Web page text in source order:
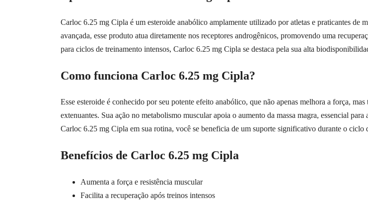
Carloc 6.25 mg Cipla é um esteroide anabólico amplamente utilizado por atletas e praticantes de
avançada, esse produto atua diretamente nos receptores androgênicos, promovendo uma
para ciclos de treinamento intensos, Carloc 6.25 mg Cipla se destaca pela sua alta
Como funciona Carloc 6.25 mg Cipla?
Esse esteroide é conhecido por seu potente efeito anabólico, que não apenas melhora a força,
extenuantes. Sua ação no metabolismo muscular apoia o aumento da massa magra, essencial
Carloc 6.25 mg Cipla em sua rotina, você se beneficia de um suporte significativo durante o ciclo
Benefícios de Carloc 6.25 mg Cipla
Aumenta a força e resistência muscular
Facilita a recuperação após treinos intensos